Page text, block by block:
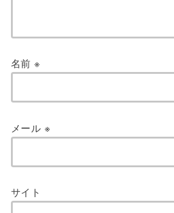
名前※
メール ※
サイト